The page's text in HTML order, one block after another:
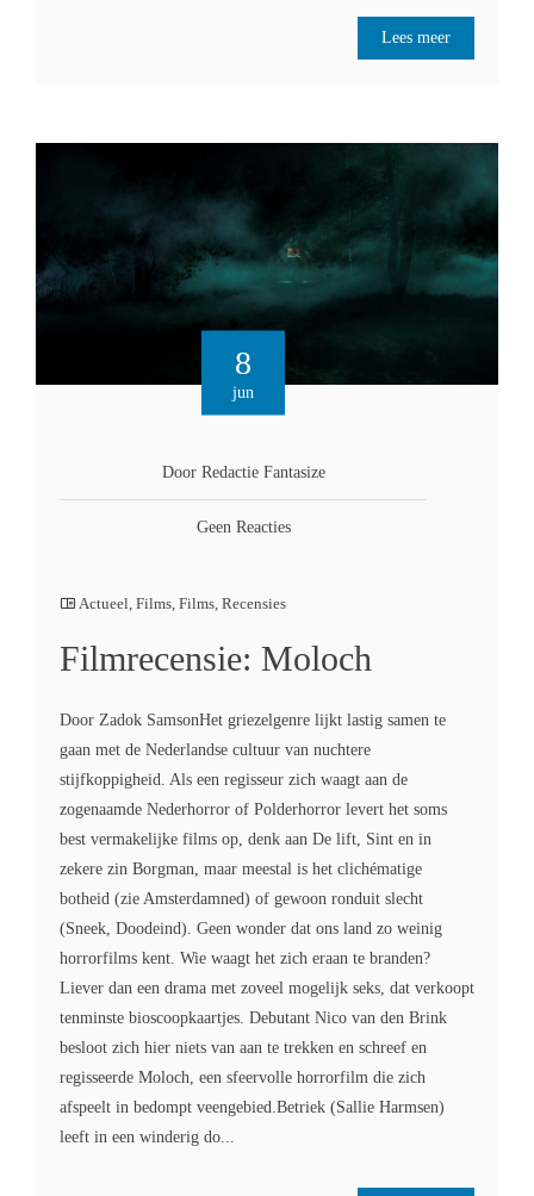
Lees meer
8
jun
Door Redactie Fantasize
Geen Reacties
Actueel, Films, Films, Recensies
Filmrecensie: Moloch
Door Zadok SamsonHet griezelgenre lijkt lastig samen te
gaan met de Nederlandse cultuur van nuchtere
stijfkoppigheid. Als een regisseur zich waagt aan de
zogenaamde Nederhorror of Polderhorror levert het soms
best vermakelijke films op, denk aan De lift, Sint en in
zekere zin Borgman, maar meestal is het clichématige
botheid (zie Amsterdamned) of gewoon ronduit slecht
(Sneek, Doodeind). Geen wonder dat ons land zo weinig
horrorfilms kent. Wie waagt het zich eraan te branden?
Liever dan een drama met zoveel mogelijk seks, dat verkoopt
tenminste bioscoopkaartjes. Debutant Nico van den Brink
besloot zich hier niets van aan te trekken en schreef en
regisseerde Moloch, een sfeervolle horrorfilm die zich
afspeelt in bedompt veengebied.Betriek (Sallie Harmsen)
leeft in een winderig do...